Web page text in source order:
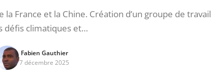
France et la Chine. Création d’un groupe de travail
défis climatiques et…
Fabien Gauthier
7 décembre 2025